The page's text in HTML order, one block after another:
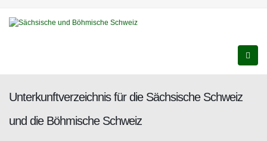
Unterkunftverzeichnis für die Sächsische Schweiz
und die Böhmische Schweiz